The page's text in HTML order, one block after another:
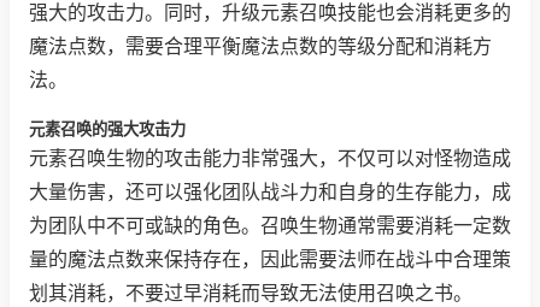
强大的攻击力。同时，升级元素召唤技能也会消耗更多的
魔法点数，需要合理平衡魔法点数的等级分配和消耗方
法。
元素召唤的强大攻击力
元素召唤生物的攻击能力非常强大，不仅可以对怪物造成
大量伤害，还可以强化团队战斗力和自身的生存能力，成
为团队中不可或缺的角色。召唤生物通常需要消耗一定数
量的魔法点数来保持存在，因此需要法师在战斗中合理策
划其消耗，不要过早消耗而导致无法使用召唤之书。